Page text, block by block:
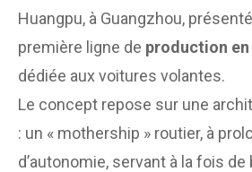
Huangpu, à Guangzhou,
première ligne de production
dédiée aux voitures volantes.
Le concept repose sur une
: un « mothership » routier, à
d’autonomie, servant à la fois